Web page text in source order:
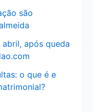
são
abril, após queda
o que é e